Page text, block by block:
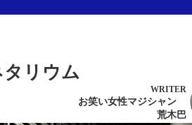
リウム
WRITER
お笑い女性マジシャン
荒木巴